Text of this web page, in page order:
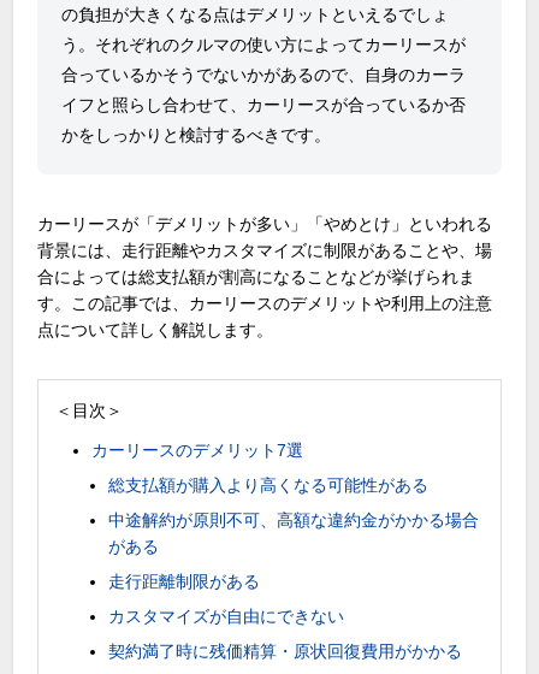
の負担が大きくなる点はデメリットといえるでしょ
う。それぞれのクルマの使い方によってカーリースが
合っているかそうでないかがあるので、自身のカーラ
イフと照らし合わせて、カーリースが合っているか否
かをしっかりと検討するべきです。
カーリースが「デメリットが多い」「やめとけ」といわれる
背景には、走行距離やカスタマイズに制限があることや、場
合によっては総支払額が割高になることなどが挙げられま
す。この記事では、カーリースのデメリットや利用上の注意
点について詳しく解説します。
＜目次＞
カーリースのデメリット7選
総支払額が購入より高くなる可能性がある
中途解約が原則不可、高額な違約金がかかる場合
がある
走行距離制限がある
カスタマイズが自由にできない
契約満了時に残価精算・原状回復費用がかかる